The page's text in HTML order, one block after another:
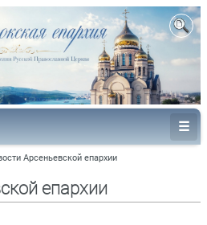
Арсеньевской епархии
епархии